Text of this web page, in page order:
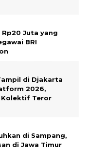
Juta yang
BRI
di Djakarta
2026,
Teror
di Sampang,
di Jawa Timur